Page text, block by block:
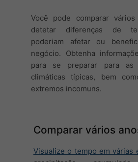
Você pode comparar
detetar diferenças de
poderiam afetar ou
negócio. Obtenha
para se preparar para as
climáticas típicas, bem
extremos incomuns.
Comparar vários
Visualize o tempo em várias